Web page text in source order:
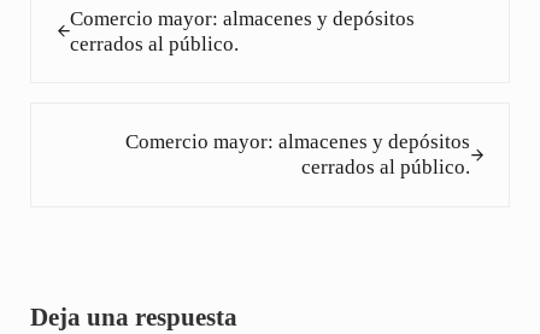
Comercio mayor: almacenes y depósitos
cerrados al público.
Comercio mayor: almacenes y depósitos
cerrados al público.
Deja una respuesta